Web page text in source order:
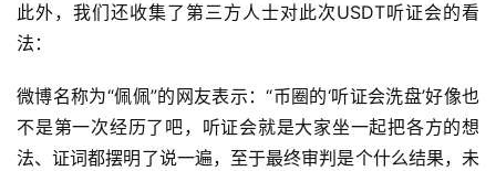
此外，我们还收集了第三方人士对此次USDT听证会的看
法：
微博名称为“佩佩”的网友表示：“币圈的‘听证会洗盘’好像也
不是第一次经历了吧，听证会就是大家坐一起把各方的想
法、证词都摆明了说一遍，至于最终审判是个什么结果，未